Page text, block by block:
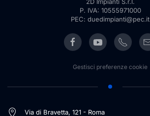
P. IVA: 10555971000
PEC: duedimpianti@pec.it
Gestisci preferenze cookie
Via di Bravetta, 121 - Roma